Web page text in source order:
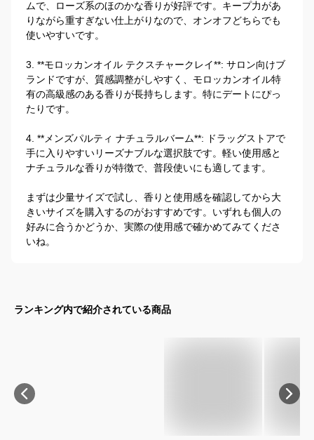
ムで、ローズ系のほのかな香りが好評です。キープ力があ
りながら重すぎない仕上がりなので、オンオフどちらでも
使いやすいです。
3. **モロッカンオイル テクスチャークレイ**: サロン向けブ
ランドですが、質感調整がしやすく、モロッカンオイル特
有の高級感のある香りが長持ちします。特にデートにぴっ
たりです。
4. **メンズパルティ ナチュラルバーム**: ドラッグストアで
手に入りやすいリーズナブルな選択肢です。軽い使用感と
ナチュラルな香りが特徴で、普段使いにも適してます。
まずは少量サイズで試し、香りと使用感を確認してから大
きいサイズを購入するのがおすすめです。いずれも個人の
好みに合うかどうか、実際の使用感で確かめてみてくださ
いね。
ランキング内で紹介されている商品